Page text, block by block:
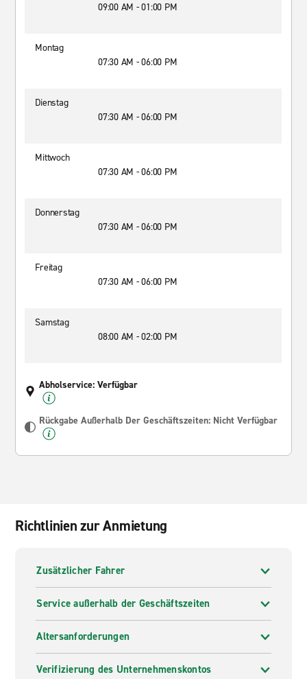
09:00 AM - 01:00 PM
Montag
07:30 AM - 06:00 PM
Dienstag
07:30 AM - 06:00 PM
Mittwoch
07:30 AM - 06:00 PM
Donnerstag
07:30 AM - 06:00 PM
Freitag
07:30 AM - 06:00 PM
Samstag
08:00 AM - 02:00 PM
Abholservice: Verfügbar
Rückgabe Außerhalb Der Geschäftszeiten: Nicht Verfügbar
Richtlinien zur Anmietung
Zusätzlicher Fahrer
Service außerhalb der Geschäftszeiten
Altersanforderungen
Verifizierung des Unternehmenskontos